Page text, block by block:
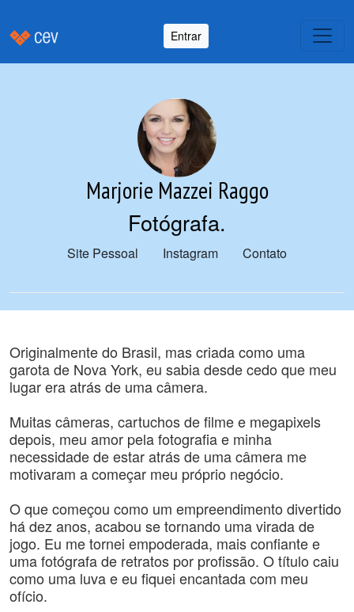
Entrar
Marjorie Mazzei Raggo
Fotógrafa.
Site Pessoal Instagram Contato
Originalmente do Brasil, mas criada como uma
garota de Nova York, eu sabia desde cedo que meu
lugar era atrás de uma câmera.
Muitas câmeras, cartuchos de filme e megapixels
depois, meu amor pela fotografia e minha
necessidade de estar atrás de uma câmera me
motivaram a começar meu próprio negócio.
O que começou como um empreendimento divertido
há dez anos, acabou se tornando uma virada de
jogo. Eu me tornei empoderada, mais confiante e
uma fotógrafa de retratos por profissão. O título caiu
como uma luva e eu fiquei encantada com meu
ofício.